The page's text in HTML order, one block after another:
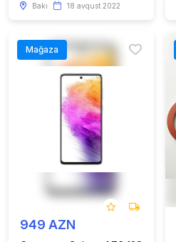
Bakı 18 avqust 2022
Mağaza
949 AZN